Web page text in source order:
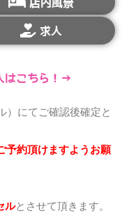
店内風景
求人
はこちら！→
）にてご確認後確定と
予約頂けますようお願
ルとさせて頂きます。